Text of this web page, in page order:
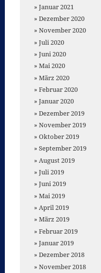
Januar 2021
Dezember 2020
November 2020
Juli 2020
Juni 2020
Mai 2020
März 2020
Februar 2020
Januar 2020
Dezember 2019
November 2019
Oktober 2019
September 2019
August 2019
Juli 2019
Juni 2019
Mai 2019
April 2019
März 2019
Februar 2019
Januar 2019
Dezember 2018
November 2018